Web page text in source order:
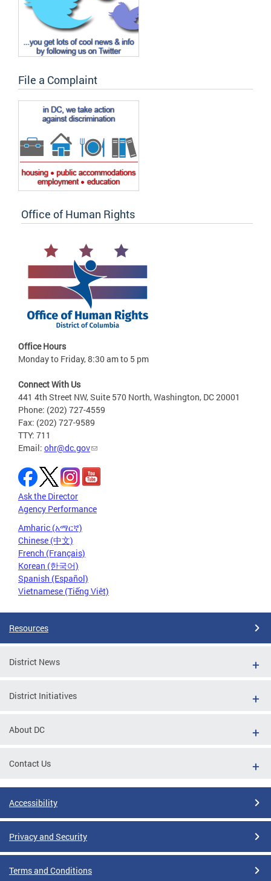
File a Complaint
Office of Human Rights
Office Hours
Monday to Friday, 8:30 am to 5 pm
Connect With Us
441 4th Street NW, Suite 570 North, Washington, DC 20001
Phone: (202) 727-4559
Fax: (202) 727-9589
TTY: 711
Email: ohr@dc.gov
Ask the Director
Agency Performance
Amharic (አማርኛ)
Chinese (中文)
French (Français)
Korean (한국어)
Spanish (Español)
Vietnamese (Tiếng Việt)
Resources
District News
District Initiatives
About DC
Contact Us
Accessibility
Privacy and Security
Terms and Conditions